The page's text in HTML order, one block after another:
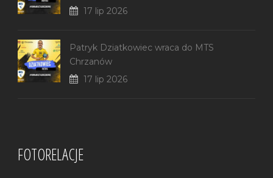
17 lip 2026
Patryk Dziatkowiec wraca do MTS
Chrzanów
17 lip 2026
FOTORELACJE